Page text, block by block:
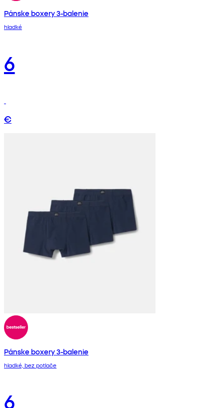
Pánske boxery 3-balenie
hladké
6
€
Pánske boxery 3-balenie
hladké, bez potlače
6